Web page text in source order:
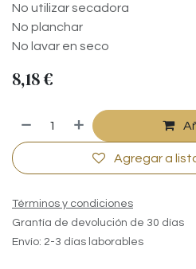
No utilizar secadora
No planchar
No lavar en seco
8,18€
Agregar a
Términos y condiciones
Grantía de devolución de 30 días
Envío: 2-3 días laborables